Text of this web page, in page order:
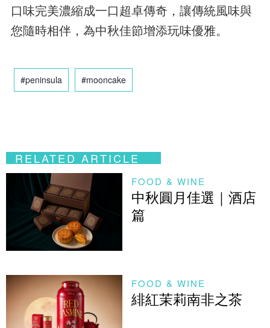
口味完美濃縮成一口超卓傳奇，讓傳統風味與
您隨時相伴，為中秋佳節增添玩味優雅。
#peninsula #mooncake
RELATED ARTICLE
FOOD & WINE
中秋圓月佳選｜酒店
篇
FOOD & WINE
緋紅茉莉南非之茶